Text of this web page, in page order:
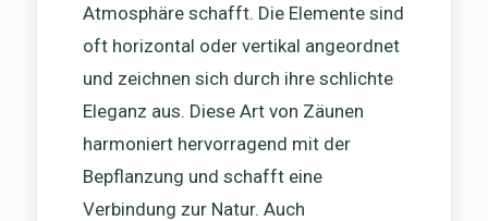
Atmosphäre schafft. Die Elemente sind
oft horizontal oder vertikal angeordnet
und zeichnen sich durch ihre schlichte
Eleganz aus. Diese Art von Zäunen
harmoniert hervorragend mit der
Bepflanzung und schafft eine
Verbindung zur Natur. Auch